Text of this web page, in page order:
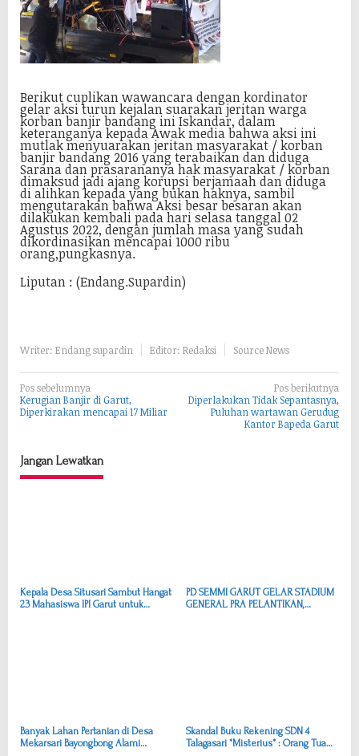
Berikut cuplikan wawancara dengan kordinator
gelar aksi turun kejalan suarakan jeritan warga
korban banjir bandang ini Iskandar, dalam
keteranganya kepada Awak media bahwa aksi ini
mutlak menyuarakan jeritan masyarakat / korban
banjir bandang 2016 yang terabaikan dan diduga
Sarana dan prasarananya hak masyarakat / korban
dimaksud jadi ajang korupsi berjamaah dan diduga
di alihkan kepada yang bukan haknya, sambil
mengutarakan bahwa Aksi besar besaran akan
dilakukan kembali pada hari selasa tanggal 02
Agustus 2022, dengan jumlah masa yang sudah
dikordinasikan mencapai 1000 ribu
orang,pungkasnya.
Liputan : (Endang.Supardin)
Writer: Endang supardin Editor: Redaksi Source News
N
a
i
g
o
s
Pos sebelumnya
Kerugian Banjir di Garut,
Diperkirakan mencapai 17 Miliar
Pos berikutnya
Diperlakukan Tidak Sepantasnya,
Puluhan wartawan Gerudug
Kantor Bapeda Garut
Jangan Lewatkan
Kepala Desa Situsari Sambut Hangat
23 Mahasiswa IPI Garut untuk
PD SEMMI GARUT GELAR STADIUM
GENERAL PRA PELANTIKAN,
Banyak Lahan Pertanian di Desa
Mekarsari Bayongbong Alami
Skandal Buku Rekening SDN 4
Talagasari *Misterius* : Orang Tua